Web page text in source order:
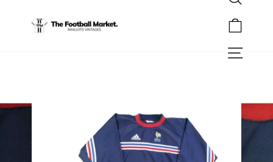
Rechercher
Navigation